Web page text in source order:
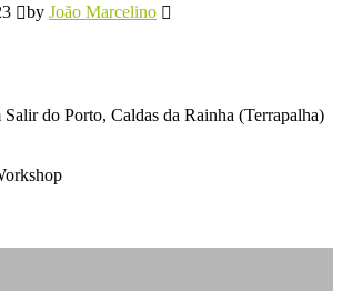
by João Marcelino
Salir do Porto, Caldas da Rainha (Terrapalha)